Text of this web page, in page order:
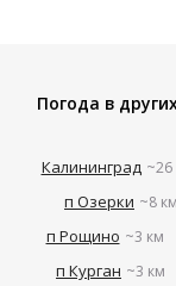
Погода в
Калининград ~26
п Озерки ~8 км
п Рощино ~3 км
п Курган ~3 км